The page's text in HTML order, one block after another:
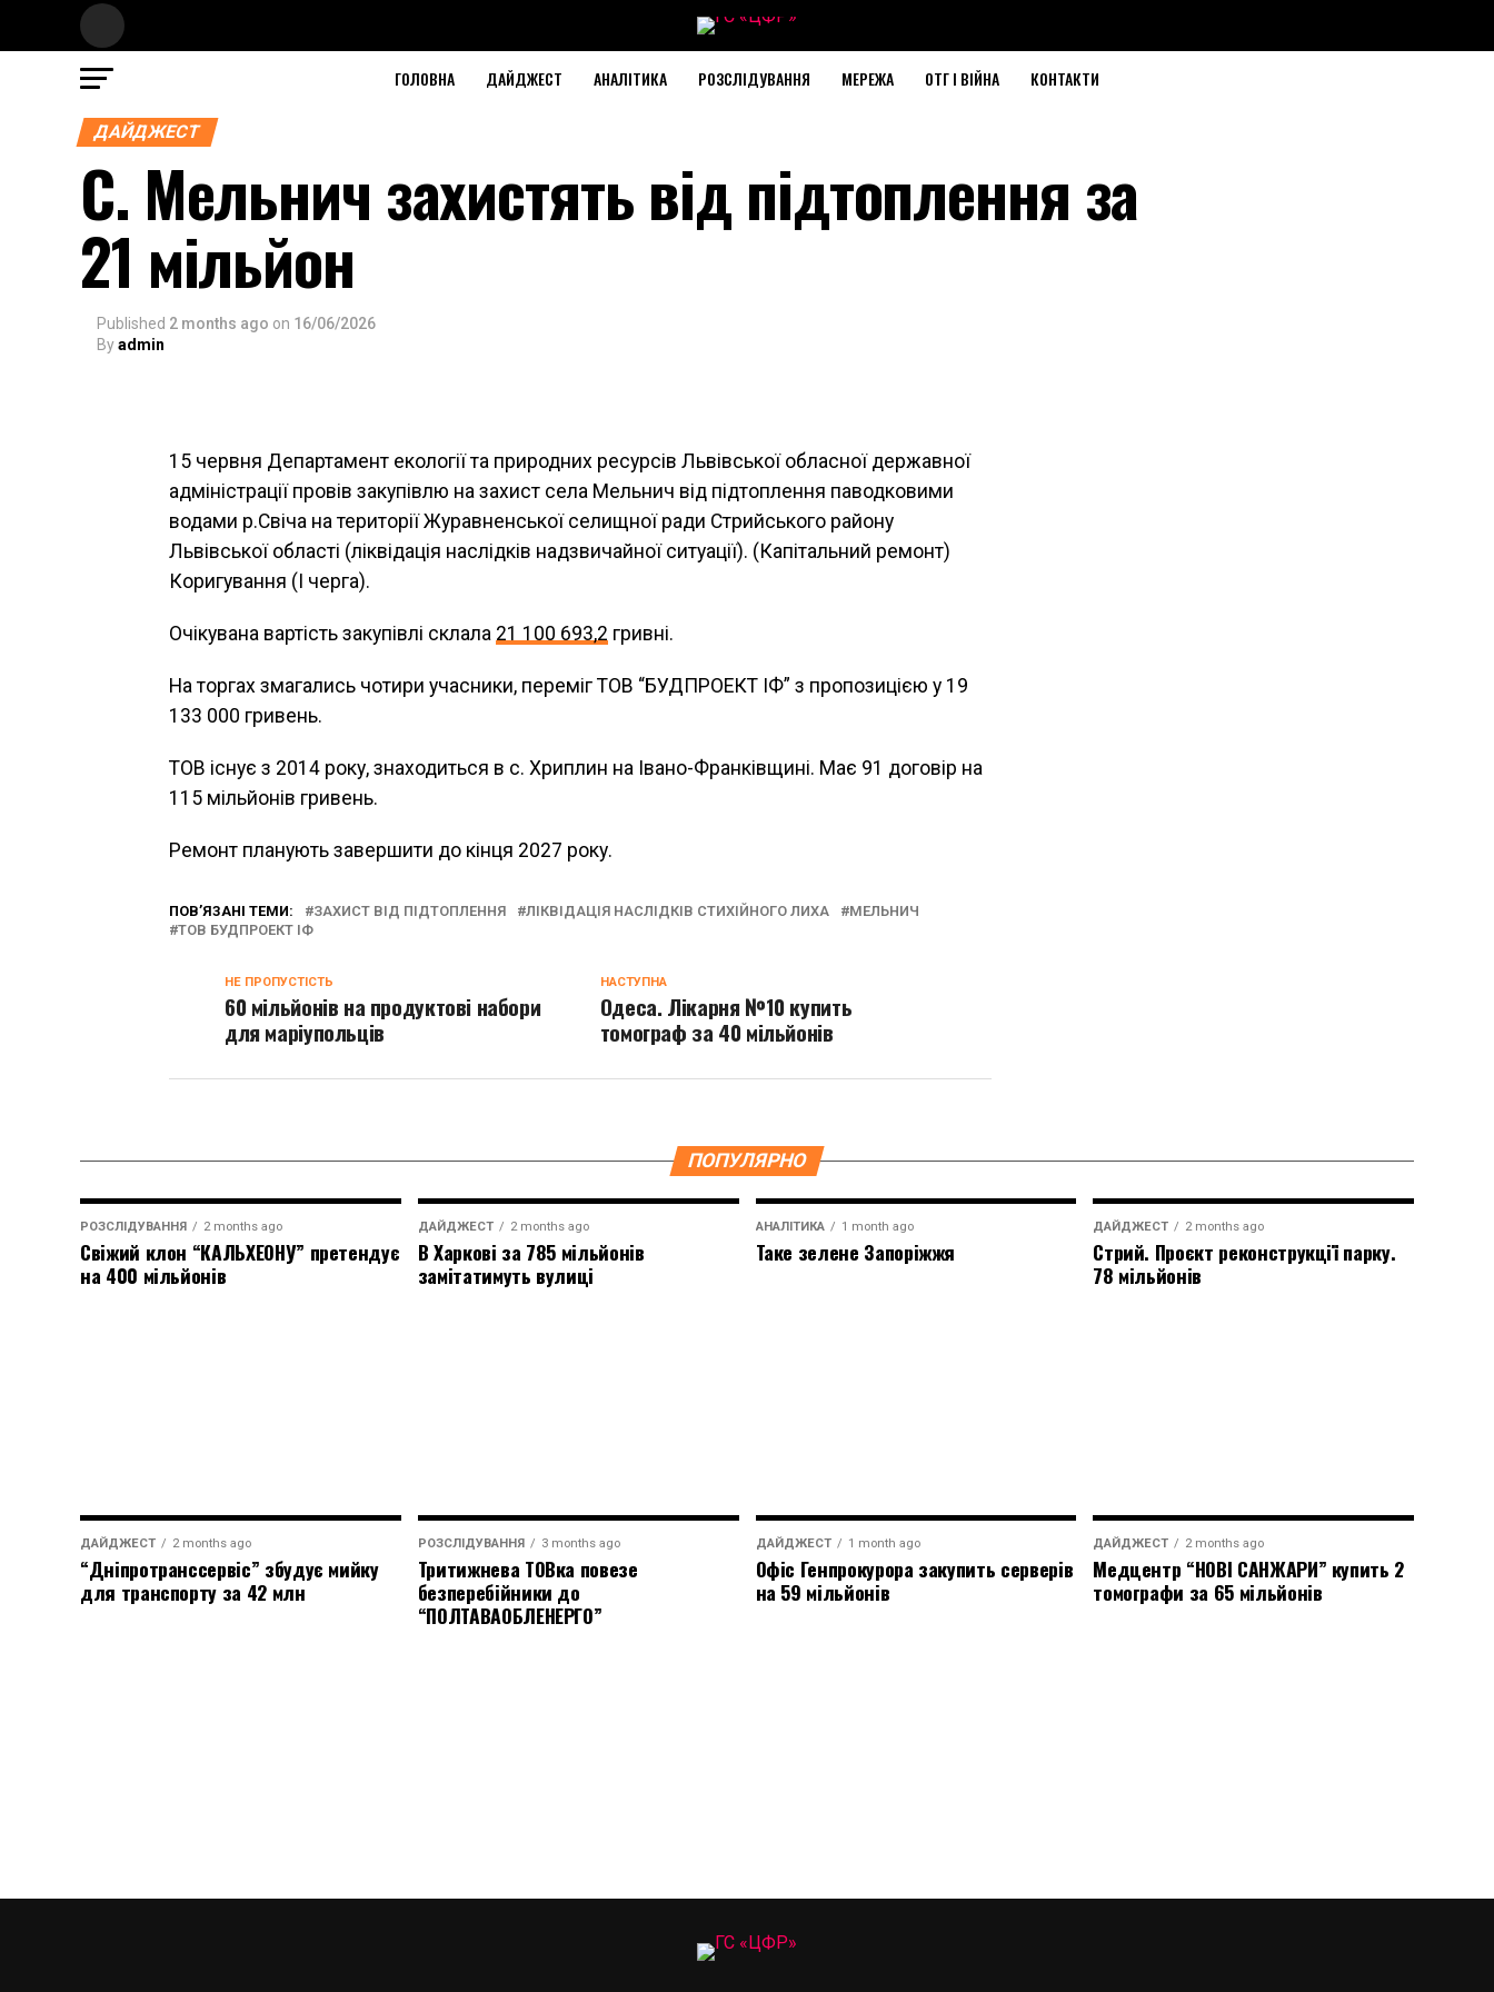
ГОЛОВНА ДАЙДЖЕСТ АНАЛІТИКА РОЗСЛІДУВАННЯ МЕРЕЖА ОТГ І ВІЙНА КОНТАКТИ
ДАЙДЖЕСТ
С. Мельнич захистять від підтоплення за
21 мільйон
Published 2 months ago on 16/06/2026
Byadmin
15 червня Департамент екології та природних ресурсів Львівської обласної державної
адміністрації провів закупівлю на захист села Мельнич від підтоплення паводковими
водами р.Свіча на території Журавненської селищної ради Стрийського району
Львівської області (ліквідація наслідків надзвичайної ситуації). (Капітальний ремонт)
Коригування (І черга).
Очікувана вартість закупівлі склала 21 100 693,2 гривні.
На торгах змагались чотири учасники, переміг ТОВ “БУДПРОЕКТ ІФ” з пропозицією у 19
133 000 гривень.
ТОВ існує з 2014 року, знаходиться в с. Хриплин на Івано-Франківщині. Має 91 договір на
115 мільйонів гривень.
Ремонт планують завершити до кінця 2027 року.
ПОВ’ЯЗАНІ ТЕМИ: ЗАХИСТ ВІД ПІДТОПЛЕННЯ ЛІКВІДАЦІЯ НАСЛІДКІВ СТИХІЙНОГО ЛИХА
МЕЛЬНИЧ
ТОВ БУДПРОЕКТ ІФ
НАСТУПНА
Одеса. Лікарня №10 купить
томограф за 40 мільйонів
НЕ ПРОПУСТІСТЬ
60 мільйонів на продуктові набори
для маріупольців
ПОПУЛЯРНО
РОЗСЛІДУВАННЯ 2 months ago
Свіжий клон “КАЛЬХЕОНУ” претендує
на 400 мільйонів
ДАЙДЖЕСТ 2 months ago
В Харкові за 785 мільйонів
замітатимуть вулиці
АНАЛІТИКА 1 month ago
Таке зелене Запоріжжя
ДАЙДЖЕСТ 2 months ago
Стрий. Проєкт реконструкції парку.
78 мільйонів
ДАЙДЖЕСТ 2 months ago
“Дніпротранссервіс” збудує мийку
для транспорту за 42 млн
РОЗСЛІДУВАННЯ 3 months ago
Тритижнева ТОВка повезе
безперебійники до
“ПОЛТАВАОБЛЕНЕРГО”
ДАЙДЖЕСТ 1 month ago
Офіс Генпрокурора закупить серверів
на 59 мільйонів
ДАЙДЖЕСТ 2 months ago
Медцентр “НОВІ САНЖАРИ” купить 2
томографи за 65 мільйонів